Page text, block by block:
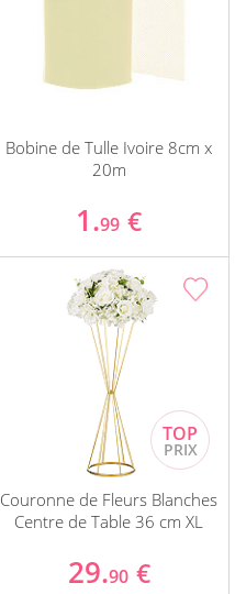
Bobine de Tulle Ivoire 8cm x
20m
1.99 €
Couronne de Fleurs Blanches
Centre de Table 36 cm XL
29.90 €